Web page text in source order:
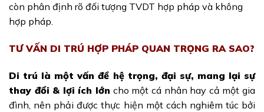
còn phân định rõ đối tượng TVDT hợp pháp và không
hợp pháp.
TƯ VẤN DI TRÚ HỢP PHÁP QUAN TRỌNG RA SAO?
Di trú là một vấn đề hệ trọng, đại sự, mang lại sự
thay đổi & lợi ích lớn cho một cá nhân hay cả một gia
đình, nên phải được thực hiện một cách nghiêm túc bởi